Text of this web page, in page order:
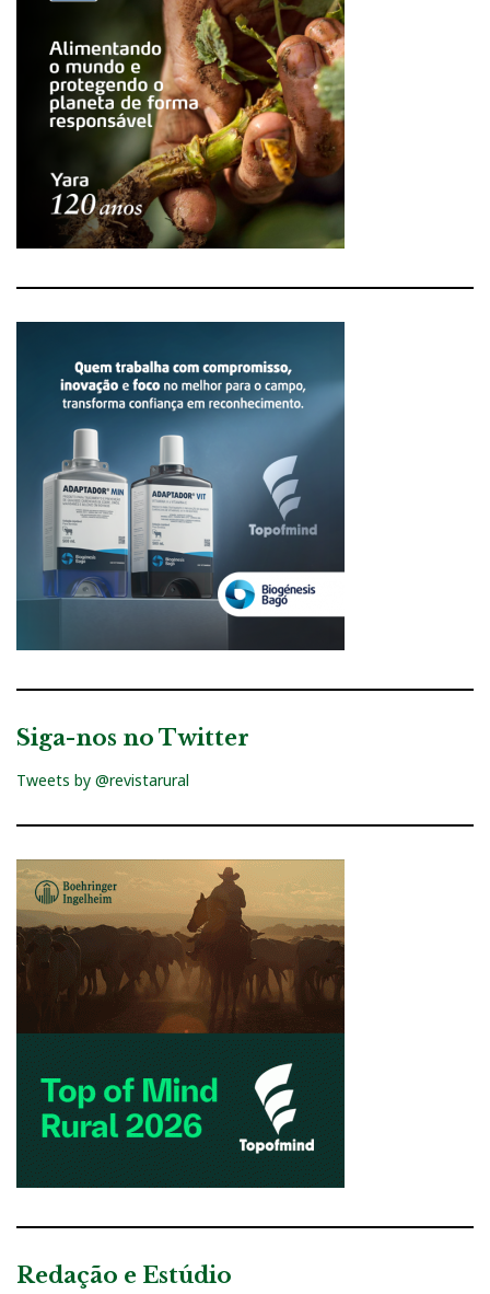
Siga-nos no Twitter
Tweets by @revistarural
Redação e Estúdio